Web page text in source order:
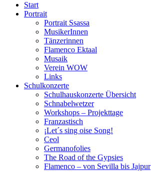
Start
Portrait
Portrait Ssassa
MusikerInnen
Tänzerinnen
Flamenco Ektaal
Musaik
Verein WOW
Links
Schulkonzerte
Schulhauskonzerte Übersicht
Schnabelwetzer
Workshops – Projekttage
Franzastisch
¡Let´s sing oise Song!
Ceol
Germanofolies
The Road of the Gypsies
Flamenco – von Sevilla bis Jajpur